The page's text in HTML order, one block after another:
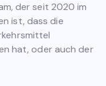
der seit 2020 im
ist, dass die
hat, oder auch der